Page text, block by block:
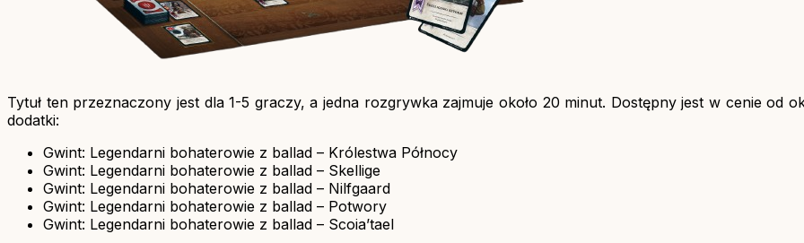
Tytuł ten przeznaczony jest dla 1-5 graczy, a jedna rozgrywka zajmuje około 20 minut. Dostępny jest w cenie od
dodatki:
Gwint: Legendarni bohaterowie z ballad – Królestwa Północy
Gwint: Legendarni bohaterowie z ballad – Skellige
Gwint: Legendarni bohaterowie z ballad – Nilfgaard
Gwint: Legendarni bohaterowie z ballad – Potwory
Gwint: Legendarni bohaterowie z ballad – Scoia’tael